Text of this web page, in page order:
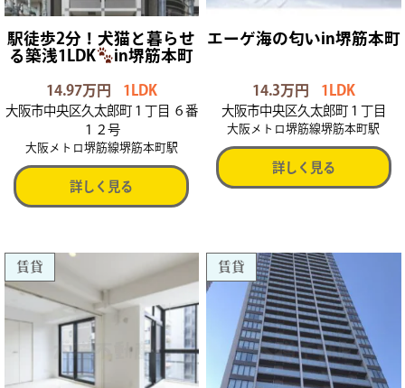
駅徒歩2分！犬猫と暮らせ
る築浅1LDK
in堺筋本町
14.97万円 1LDK
大阪市中央区久太郎町１丁目 ６番
１２号
大阪メトロ堺筋線堺筋本町駅
詳しく見る
エーゲ海の匂いin堺筋本町
14.3万円 1LDK
大阪市中央区久太郎町１丁目
大阪メトロ堺筋線堺筋本町駅
詳しく見る
賃貸 賃貸